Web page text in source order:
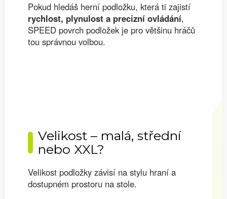
Pokud hledáš herní podložku, která ti zajistí
rychlost, plynulost a precizní ovládání,
SPEED povrch podložek je pro většinu hráčů
tou správnou volbou.
Velikost – malá, střední
nebo XXL?
Velikost podložky závisí na stylu hraní a
dostupném prostoru na stole.